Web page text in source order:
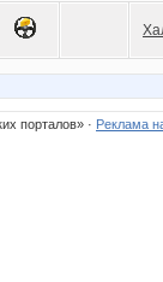
порталов» · Реклама